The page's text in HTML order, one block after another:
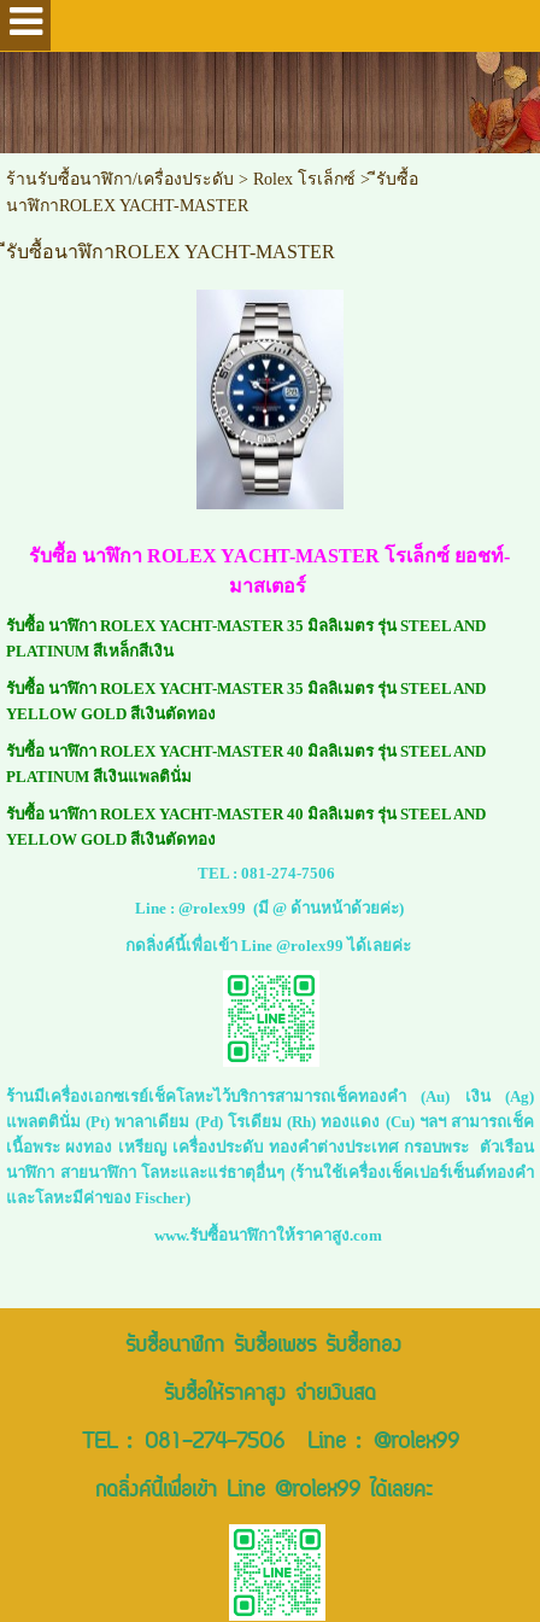
ร้านรับซื้อนาฬิกา/เครื่องประดับ > Rolex โรเล็กซ์ >ีรับซื้อ
นาฬิกาROLEX YACHT-MASTER
ีรับซื้อนาฬิกาROLEX YACHT-MASTER
รับซื้อ นาฬิกา ROLEX YACHT-MASTERโรเล็กซ์ ยอชท์-
มาสเตอร์
รับซื้อ นาฬิกา ROLEX YACHT-MASTER 35 มิลลิเมตร รุ่น STEEL AND
PLATINUM สีเหล็กสีเงิน
รับซื้อ นาฬิกา ROLEX YACHT-MASTER 35 มิลลิเมตร รุ่น STEEL AND
YELLOW GOLD สีเงินตัดทอง
รับซื้อ นาฬิกา ROLEX YACHT-MASTER 40 มิลลิเมตร รุ่น STEEL AND
PLATINUM สีเงินแพลตินั่ม
รับซื้อ นาฬิกา ROLEX YACHT-MASTER 40 มิลลิเมตรรุ่นSTEEL AND
YELLOW GOLD สีเงินตัดทอง
TEL : 081-274-7506
Line :@rolex99 (มี @ ด้านหน้าด้วยค่ะ)
กดลิ่งค์นี้เพื่อเข้า Line @rolex99 ได้เลยค่ะ
ร้านมีเครื่องเอกซเรย์เช็คโลหะไว้บริการสามารถเช็คทองคำ (Au) เงิน (Ag)
แพลตตินั่ม (Pt) พาลาเดียม (Pd) โรเดียม (Rh) ทองแดง (Cu) ฯลฯ สามารถเช็ค
เนื้อพระ ผงทอง เหรียญ เครื่องประดับ ทองคำต่างประเทศ กรอบพระ ตัวเรือน
นาฬิกา สายนาฬิกา โลหะและแร่ธาตุอื่นๆ (ร้านใช้เครื่องเช็คเปอร์เซ็นต์ทองคำ
และโลหะมีค่าของ Fischer)
www.รับซื้อนาฬิกาให้ราคาสูง.com
รับซื้อนาฬิกา รับซื้อเพชร รับซื้อทอง
รับซื้อให้ราคาสูง จ่ายเงินสด
TEL : 081-274-7506Line : @rolex99
กดลิ่งค์นี้เพื่อเข้า Line @rolex99 ได้เลยคะ